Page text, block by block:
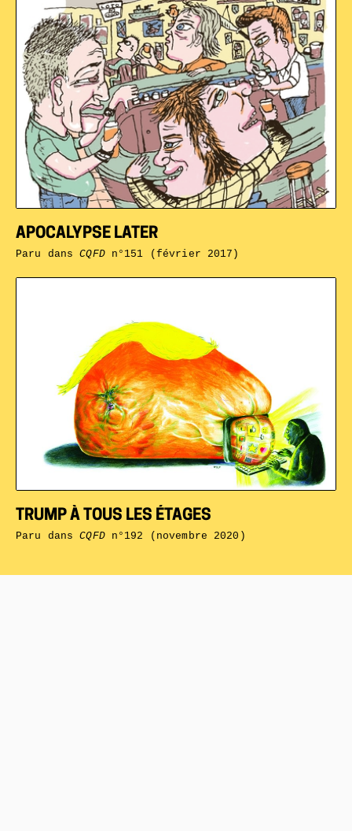
TRUMP À TOUS LES ÉTAGES
Paru dansCQFDn°192 (novembre 2020)
APOCALYPSE LATER
Paru dansCQFDn°151 (février 2017)